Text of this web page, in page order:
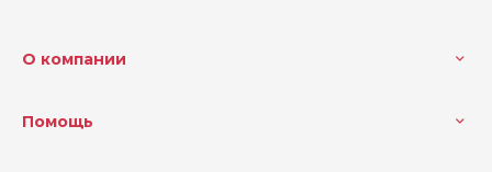
О компании
Помощь